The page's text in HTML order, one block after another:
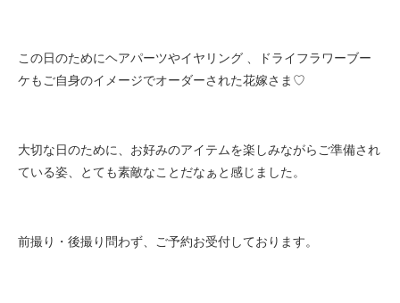
この日のためにヘアパーツやイヤリング 、ドライフラワーブー
ケもご自身のイメージでオーダーされた花嫁さま♡
大切な日のために、お好みのアイテムを楽しみながらご準備され
ている姿、とても素敵なことだなぁと感じました。
前撮り・後撮り問わず、ご予約お受付しております。